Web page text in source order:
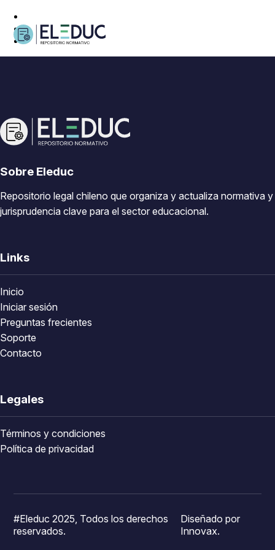
Sobre Eleduc
Repositorio legal chileno que organiza y actualiza normativa y
jurisprudencia clave para el sector educacional.
Links
Inicio
Iniciar sesión
Preguntas frecientes
Soporte
Contacto
Legales
Términos y condiciones
Política de privacidad
#Eleduc 2025, Todos los derechos
reservados.
Diseñado por
Innovax.